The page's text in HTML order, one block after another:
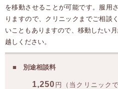
を移動させることが可能です。服用
りますので、クリニックまでご相談
いこともありますので、移動したい
越しください。
別途相談料
1,250 円（当クリニック